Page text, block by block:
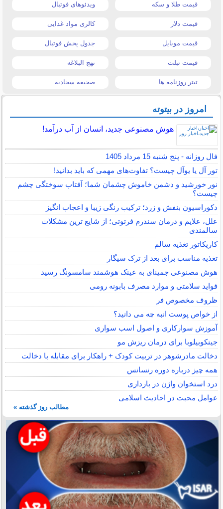
قیمت طلا و سکه ویدئوهای فوتبال
قیمت دلار کالری مواد غذایی
قیمت موبایل جدول پخش فوتبال
قیمت تبلت نهج البلاغه
تیتر روزنامه ها صحیفه سجادیه
امروز در بیتوته
هوش مصنوعی جدید، انسان از آب درآمد!
فال روزانه - پنج شنبه 15 مرداد 1405
تور آل یا یوآل چیست؟ تفاوت‌های مهمی که باید بدانید!
نور خورشید و دشمن خاموش چشمان شما؛ آفتاب سوختگی چشم
چیست؟
دکوراسیون بنفش و زرد؛ ترکیب رنگی زیبا و اعجاب انگیز
علل، علایم و درمان سندرم فرتوتی؛ از شایع ترین مشکلات
سالمندی
کاریکاتور تغذیه سالم
تغذیه مناسب برای بعد از ترک سیگار
هوش مصنوعی جمینای به عینک هوشمند سامسونگ رسید
فواید سلامتی و موارد مصرف بابونه رومی
ظروف مخصوص فر
از خواص پوست انبه چه می دانید؟
آموزش سوارکاری و اصول اسب سواری
جینکوبیلوبا برای درمان ریزش مو
دخالت مادرشوهر در تربیت کودک + راهکار برای مقابله با دخالت
همه چیز درباره دوره رنسانس
درد استخوان واژن در بارداری
عوامل محبت در احادیث اسلامى
مطالب روز گذشته »